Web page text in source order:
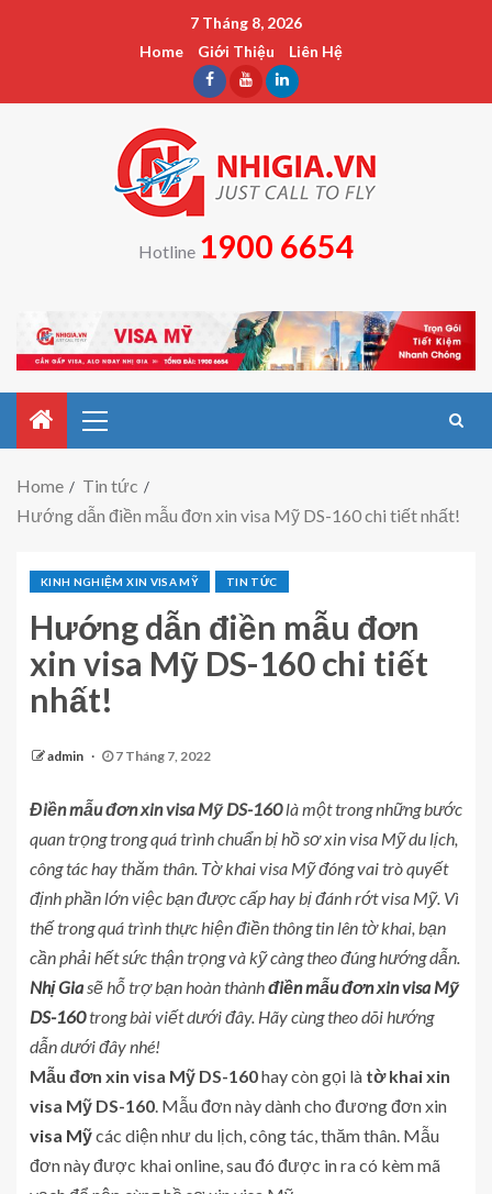
7 Tháng 8, 2026
Home
Giới Thiệu Liên Hệ
Hotline 1900 6654
Home
Tin tức
Hướng dẫn điền mẫu đơn xin visa Mỹ DS-160 chi tiết nhất!
KINH NGHIỆM XIN VISA MỸ TIN TỨC
Hướng dẫn điền mẫu đơn
xin visa Mỹ DS-160 chi tiết
nhất!
admin 7 Tháng 7, 2022
Điền mẫu đơn xin visa Mỹ DS-160là một trong những bước
quan trọng trong quá trình chuẩn bị hồ sơ xin visa Mỹ du lịch,
công tác hay thăm thân. Tờ khai visa Mỹ đóng vai trò quyết
định phần lớn việc bạn được cấp hay bị đánh rớt visa Mỹ. Vì
thế trong quá trình thực hiện điền thông tin lên tờ khai, bạn
cần phải hết sức thận trọng và kỹ càng theo đúng hướng dẫn.
Nhị Giasẽ hỗ trợ bạn hoàn thànhđiền mẫu đơn xin visa Mỹ
DS-160trong bài viết dưới đây. Hãy cùng theo dõi hướng
dẫn dưới đây nhé!
Mẫu đơn xin visa Mỹ DS-160hay còn gọi là tờ khai xin
visa Mỹ DS-160. Mẫu đơn này dành cho đương đơn xin
visa Mỹcác diện như du lịch, công tác, thăm thân. Mẫu
đơn này được khai online, sau đó được in ra có kèm mã